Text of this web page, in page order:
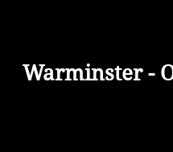
Warminster -